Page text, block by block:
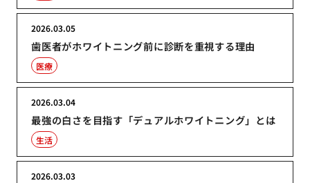
歯医者がホワイトニング前に診断を重視する理由
2026.03.05
医療
最強の白さを目指す「デュアルホワイトニング」とは
2026.03.04
生活
2026.03.03